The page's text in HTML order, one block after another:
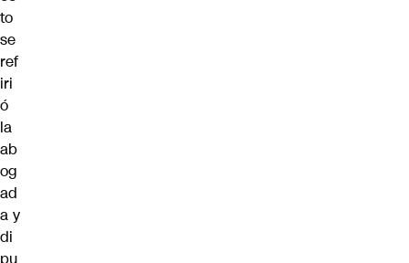
to
se
ref
iri
ó
la
ab
og
ad
a y
di
pu